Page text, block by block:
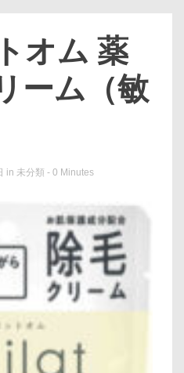
オム 薬
ーム（敏
in 未分類 - 0 Minutes